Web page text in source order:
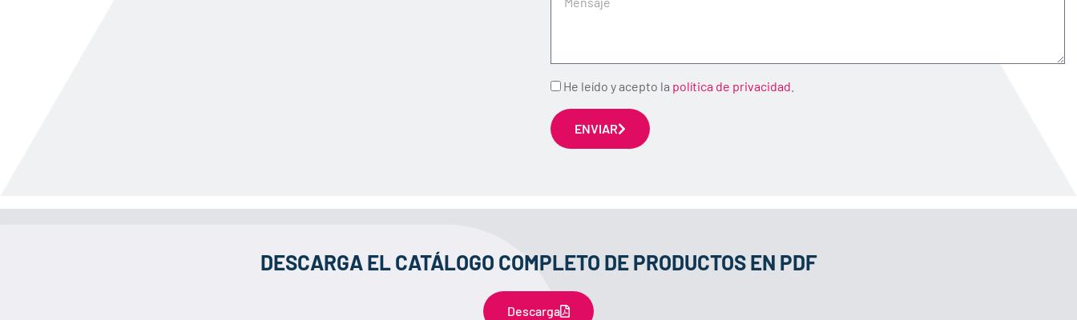
Acepto
He leído y acepto la política de privacidad
ENVIAR
DESCARGA EL CATÁLOGO COMPLETO DE PRODUCTOS EN PDF
Descarga